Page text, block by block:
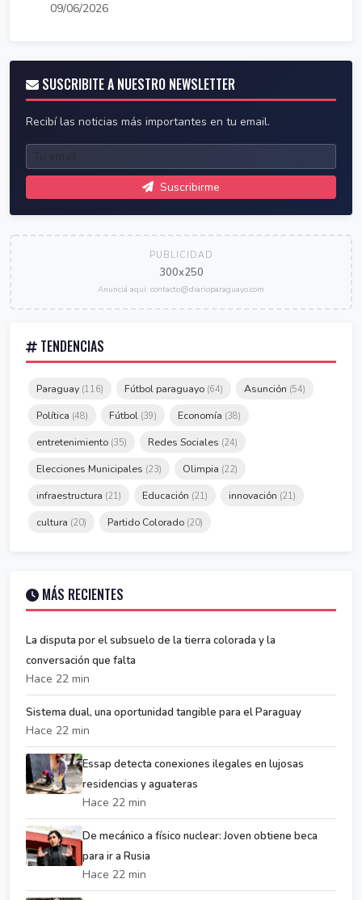
09/06/2026
SUSCRIBITE A NUESTRO NEWSLETTER
Recibí las noticias más importantes en tu email.
Suscribirme
PUBLICIDAD
300x250
Anunciá aquí: contacto@diarioparaguayo.com
TENDENCIAS
Paraguay (116) Fútbol paraguayo (64) Asunción (54)
Política (48) Fútbol (39) Economía (38)
entretenimiento (35) Redes Sociales (24)
Elecciones Municipales (23) Olimpia (22)
infraestructura (21) Educación (21) innovación (21)
cultura (20) Partido Colorado (20)
MÁS RECIENTES
La disputa por el subsuelo de la tierra colorada y la
conversación que falta
Hace 22 min
Sistema dual, una oportunidad tangible para el Paraguay
Hace 22 min
Essap detecta conexiones ilegales en lujosas
residencias y aguateras
Hace 22 min
De mecánico a físico nuclear: Joven obtiene beca
para ir a Rusia
Hace 22 min